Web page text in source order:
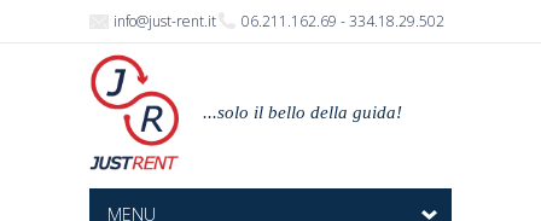
info@just-rent.it 06.211.162.69 - 334.18.29.502
...solo il bello della guida!
MENU